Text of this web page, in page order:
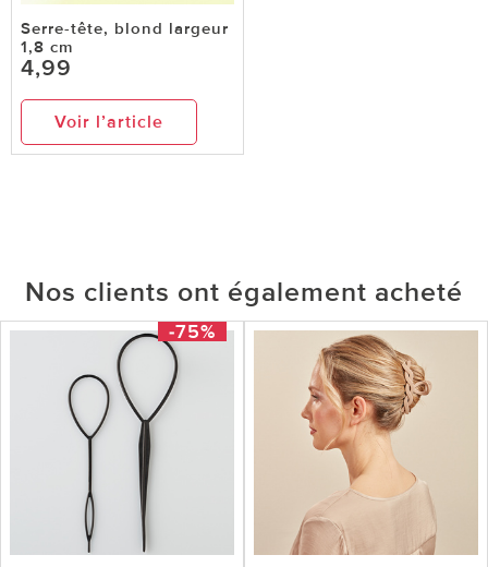
Serre-tête, blond largeur
1,8 cm
4,99
Voir l’article
Nos clients ont également acheté
-75%